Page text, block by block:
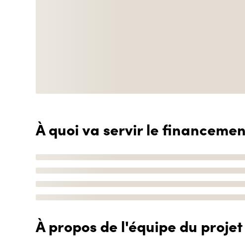
À quoi va servir le
À propos de l'équipe du projet